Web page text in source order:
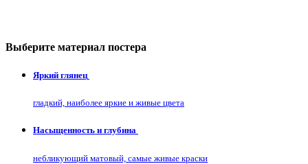
Выберите материал постера
Яркий глянец
гладкий, наиболее яркие и живые цвета
Насыщенность и глубина
небликующий матовый, самые живые краски